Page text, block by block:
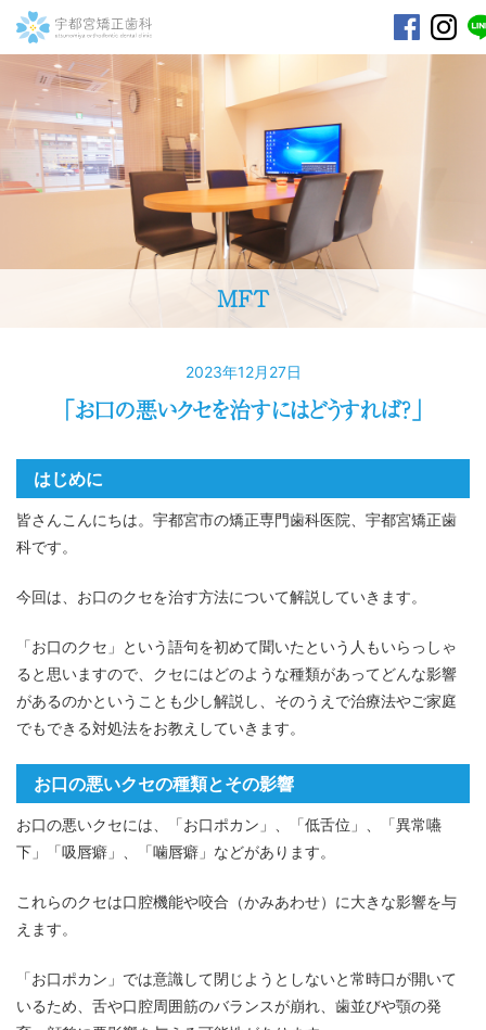
宇都宮矯正歯科
MFT
2023年12月27日
「お口の悪いクセを治すにはどうすれば？」
はじめに
皆さんこんにちは。宇都宮市の矯正専門歯科医院、宇都宮矯正歯
科です。
今回は、お口のクセを治す方法について解説していきます。
「お口のクセ」という語句を初めて聞いたという人もいらっしゃ
ると思いますので、クセにはどのような種類があってどんな影響
があるのかということも少し解説し、そのうえで治療法やご家庭
でもできる対処法をお教えしていきます。
お口の悪いクセの種類とその影響
お口の悪いクセには、「お口ポカン」、「低舌位」、「異常嚥
下」「吸唇癖」、「噛唇癖」などがあります。
これらのクセは口腔機能や咬合（かみあわせ）に大きな影響を与
えます。
「お口ポカン」では意識して閉じようとしないと常時口が開いて
いるため、舌や口腔周囲筋のバランスが崩れ、歯並びや顎の発